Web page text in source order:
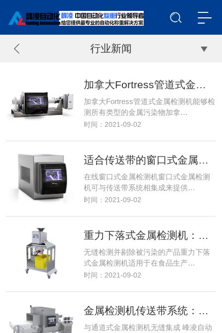
行业新闻
加拿大Fortress管道式金属检测机：适合泵送液体、糊状物、浆体和真空包装产品应用
加拿大Fortress管道式金属检测机能够检
测所有类型的金属污染物加拿…
时间：2021-09-02
适合传送带的窗口式金属检测机：适合应用于散装或包装类食品和非食品行业
在线窗口式金属检测机窗口式金属检测
机可与传送带系统相集成来提供…
时间：2021-09-02
重力下落式金属检测机：适合检测自由下落式粉末、谷粒或颗粒
无缝检测并剔除被污染的产品重力下落
式金属检测机适用于在食品生产…
时间：2021-09-02
金属检测机传送带系统：适用于食品工业和非食品工业应用的标准型和定制型传送带
与通道式金属检测机无缝集成 峰凌自动